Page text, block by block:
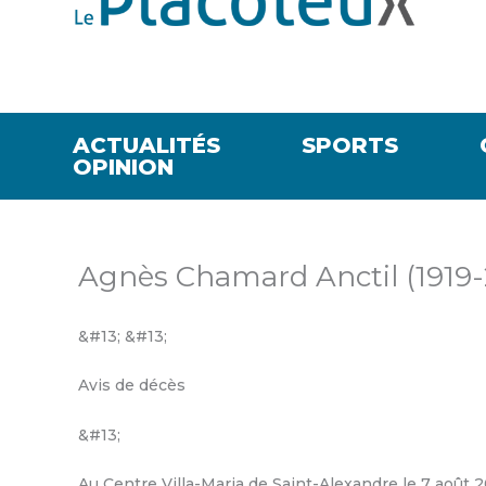
ACTUALITÉS SPORTS
OPINION
Agnès Chamard Anctil
&#13; &#13;
Avis de décès
&#13;